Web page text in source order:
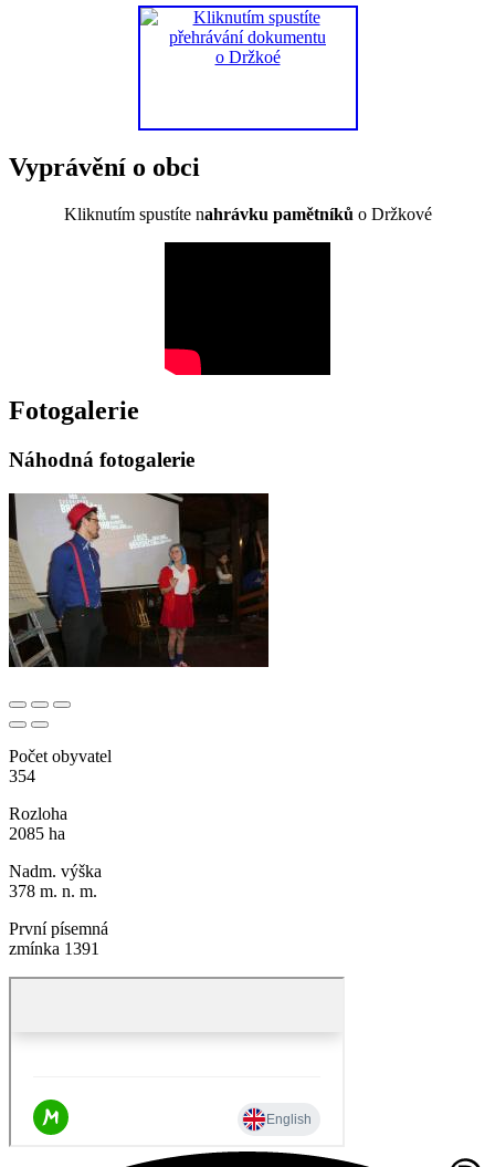
Vyprávění o obci
Kliknutím spustíte nahrávku pamětníků o Držkové
Fotogalerie
Náhodná fotogalerie
Počet obyvatel
354
Rozloha
2085 ha
Nadm. výška
378 m. n. m.
První písemná
zmínka 1391